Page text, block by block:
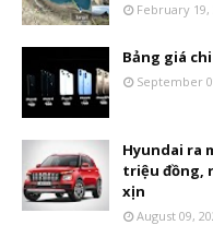
February 19,
Bảng giá
September
Hyundai ra
triệu đồng,
xịn
August 09,